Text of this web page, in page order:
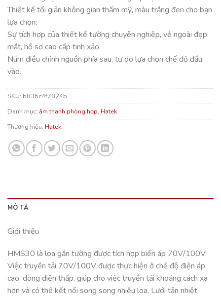
Thiết kế tối giản không gian thẩm mỹ, màu trắng đen cho bạn
lựa chọn;
Sự tích hợp của thiết kế tường chuyên nghiệp, vẻ ngoài đẹp
mắt, hồ sơ cao cấp tinh xảo.
Núm điều chỉnh nguồn phía sau, tự do lựa chọn chế độ đầu
vào.
SKU: b83bc4f7824b
Danh mục: âm thanh phòng họp, Hatek
Thương hiệu: Hatek
MÔ TẢ
Giới thiệu
HMS30 là loa gắn tường được tích hợp biến áp 70V/100V.
Việc truyền tải 70V/100V được thực hiện ở chế độ điện áp
cao, dòng điện thấp, giúp cho việc truyền tải khoảng cách xa
hơn và có thể kết nối song song nhiều loa. Lưới tản nhiệt